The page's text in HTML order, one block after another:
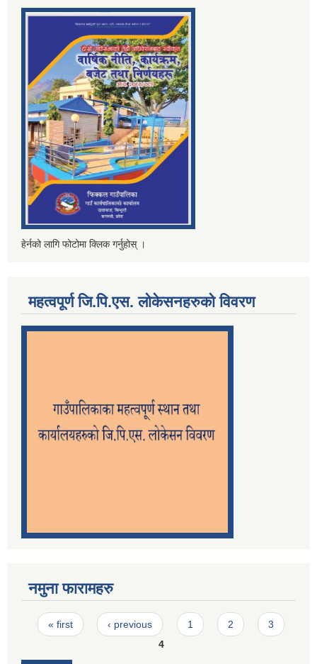
हेर्नको लागि फोटोमा क्लिक गर्नुहोस् ।
महत्वपूर्ण जि.पि.एस. लोकेसनहरुको विवरण
नमुना फारामहरु
Pages
« first ‹ previous 1 2
3
4